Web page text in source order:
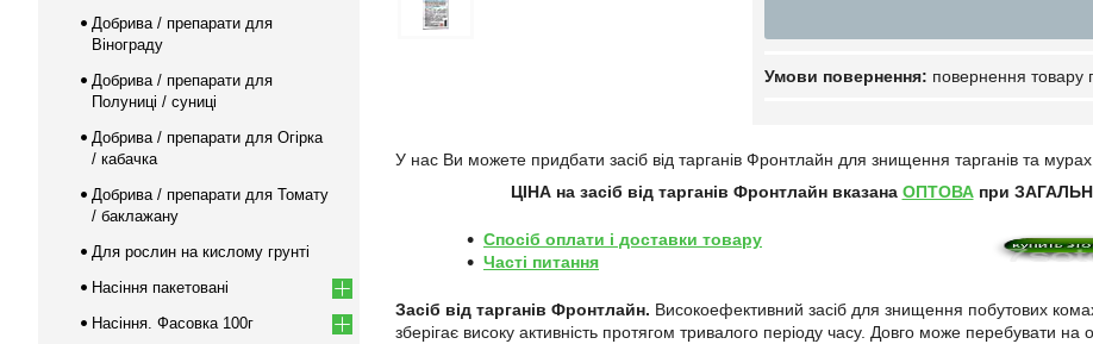
повернення товару
У нас Ви можете придбати засіб від тарганів Фронтлайн для знищення тарганів та мурах.
ЦІНА на засіб від тарганів Фронтлайн вказана ОПТОВАпри
Спосіб оплати і доставки товару
Часті питання
Засіб від тарганів Фронтлайн. Високоефективний засіб для знищення побутових
зберігає високу активність протягом тривалого періоду часу. Довго може перебувати
Добрива / препарати для
Вінограду
Добрива / препарати для
Полуниці / суниці
Добрива / препарати для Огірка
/ кабачка
Добрива / препарати для Томату
/ баклажану
Для рослин на кислому грунті
Насіння пакетовані
Насіння. Фасовка 100г